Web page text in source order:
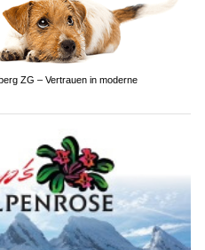
ZG – Vertrauen in moderne